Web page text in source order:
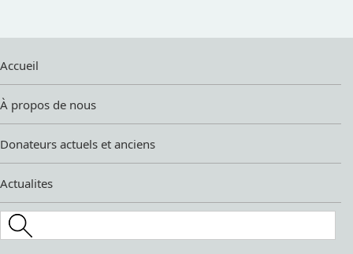
Accueil
À propos de nous
Donateurs actuels et anciens
Actualites
Search this site